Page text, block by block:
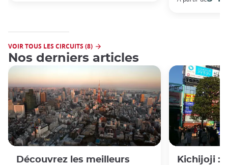
VOIR TOUS LES CIRCUITS (8)
Nos derniers articles
Découvrez les meilleurs
Kichijoji :